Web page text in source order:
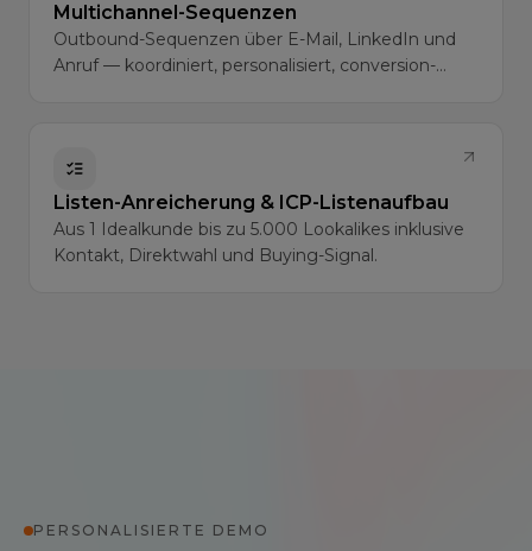
Multichannel-Sequenzen
Outbound-Sequenzen über E-Mail, LinkedIn und
Anruf — koordiniert, personalisiert, conversion-
Listen-Anreicherung & ICP-Listenaufbau
Aus 1 Idealkunde bis zu 5.000 Lookalikes inklusive
Kontakt, Direktwahl und Buying-Signal.
PERSONALISIERTE DEMO